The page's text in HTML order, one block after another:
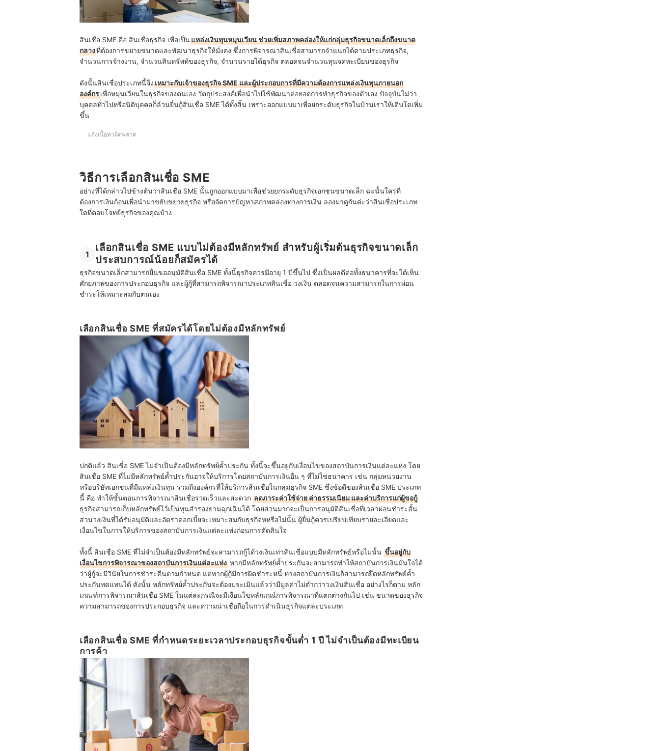
สินเชื่อ SME คือ สินเชื่อธุรกิจ เพื่อเป็นแหล่งเงินทุนหมุนเวียน ช่วยเพิ่มสภาพคล่องให้แก่กลุ่มธุรกิจขนาดเล็กถึงขนาด
กลางที่ต้องการขยายขนาดและพัฒนาธุรกิจให้มั่งคง ซึ่งการพิจารณาสินเชื่อสามารถจำแนกได้ตามประเภทธุรกิจ,
จำนวนการจ้างงาน, จำนวนสินทรัพท์ของธุรกิจ, จำนวนรายได้ธุรกิจ ตลอดจนจำนวนทุนจดทะเบียนของธุรกิจ
ดังนั้นสินเชื่อประเภทนี้จึงเหมาะกับเจ้าของธุรกิจ SME และผู้ประกอบการที่มีความต้องการแหล่งเงินทุนภายนอก
องค์กรเพื่อหมุนเวียนในธุรกิจของตนเอง วัตถุประสงค์เพื่อนำไปใช้พัฒนาต่อยอดการทำธุรกิจของตัวเอง ปัจจุบันไม่ว่า
บุคคลทั่วไปหรือนิติบุคคลก็ล้วนยื่นกู้สินเชื่อ SME ได้ทั้งสิ้น เพราะออกแบบมาเพื่อยกระดับธุรกิจในบ้านเราให้เติบโตเพิ่ม
ขึ้น
แจ้งเนื้อหาผิดพลาด
วิธีการเลือกสินเชื่อ SME
อย่างที่ได้กล่าวไปข้างต้นว่าสินเชื่อ SME นั้นถูกออกแบบมาเพื่อช่วยยกระดับธุรกิจเอกชนขนาดเล็ก ฉะนั้นใครที่
ต้องการเงินก้อนเพื่อนำมาขยับขยายธุรกิจ หรือจัดการปัญหาสภาพคล่องทางการเงิน ลองมาดูกันค่ะว่าสินเชื่อประเภท
ใดที่ตอบโจทย์ธุรกิจของคุณบ้าง
1
เลือกสินเชื่อ SME แบบไม่ต้องมีหลักทรัพย์ สำหรับผู้เริ่มต้นธุรกิจขนาดเล็ก
ประสบการณ์น้อยก็สมัครได้
ธุรกิจขนาดเล็กสามารถยื่นขออนุมัติสินเชื่อ SME ทั้งนี้ธุรกิจควรมีอายุ 1 ปีขึ้นไป ซึ่งเป็นผลดีต่อทั้งธนาคารที่จะได้เห็น
ศักยภาพของการประกอบธุรกิจ และผู้กู้ที่สามารถพิจารณาประเภทสินเชื่อ วงเงิน ตลอดจนความสามารถในการผ่อน
ชำระให้เหมาะสมกับตนเอง
เลือกสินเชื่อ SME ที่สมัครได้โดยไม่ต้องมีหลักทรัพย์
ปกติแล้ว สินเชื่อ SME ไม่จำเป็นต้องมีหลักทรัพย์ค้ำประกัน ทั้งนี้จะขึ้นอยู่กับเงื่อนไขของสถาบันการเงินแต่ละแห่ง โดย
สินเชื่อ SME ที่ไม่มีหลักทรัพย์ค้ำประกันอาจให้บริการโดยสถาบันการเงินอื่น ๆ ที่ไม่ใช่ธนาคาร เช่น กลุ่มหน่วยงาน
หรือบริษัทเอกชนที่มีแหล่งเงินทุน รวมถึงองค์กรที่ให้บริการสินเชื่อในกลุ่มธุรกิจ SME ซึ่งข้อดีของสินเชื่อ SME ประเภท
นี้ คือ ทำให้ขั้นตอนการพิจารณาสินเชื่อรวดเร็วและสะดวก ลดภาระค่าใช้จ่าย ค่าธรรมเนียม และค่าบริการแก่ผู้ขอกู้
ธุรกิจสามารถเก็บหลักทรัพย์ไว้เป็นทุนสำรองยามฉุกเฉินได้ โดยส่วนมากจะเป็นการอนุมัติสินเชื่อที่เวลาผ่อนชำระสั้น
ส่วนวงเงินที่ได้รับอนุมัติและอัตราดอกเบี้ยจะเหมาะสมกับธุรกิจหหรือไม่นั้น ผู้ยื่นกู้ควรเปรียบเทียบรายละเอียดและ
เงื่อนไขในการให้บริการของสถาบันการเงินแต่ละแห่งก่อนการตัดสินใจ
ทั้งนี้ สินเชื่อ SME ที่ไม่จำเป็นต้องมีหลักทรัพย์จะสามารถกู้ได้วงเงินเท่าสินเชื่อแบบมีหลักทรัพย์หรือไม่นั้น ขึ้นอยู่กับ
เงื่อนไขการพิจารณาของสถาบันการเงินแต่ละแห่ง หากมีหลักทรัพย์ค้ำประกันจะสามารถทำให้สถาบันการเงินมั่นใจได้
ว่าผู้กู้จะมีวินัยในการชำระคืนตามกำหนด แต่หากผู้กู้มีการผิดชำระหนี้ ทางสถาบันการเงินก็สามารถยึดหลักทรัพย์ค้ำ
ประกันทดแทนได้ ดังนั้น หลักทรัพย์ค้ำประกันจะต้องประเมินแล้วว่ามีมูลค่าไม่ต่ำกว่าวงเงินสินเชื่อ อย่างไรก็ตาม หลัก
เกณฑ์การพิจารณาสินเชื่อ SME ในแต่ละกรณีจะมีเงื่อนไขหลักเกณ์การพิจารณาที่แตกต่างกันไป เช่น ขนาดของธุรกิจ
ความสามารถของการประกอบธุรกิจ และความน่าเชื่อถือในการดำเนินธุรกิจแต่ละประเภท
เลือกสินเชื่อ SME ที่กำหนดระยะเวลาประกอบธุรกิจขั้นต่ำ 1 ปี ไม่จำเป็นต้องมีทะเบียน
การค้า